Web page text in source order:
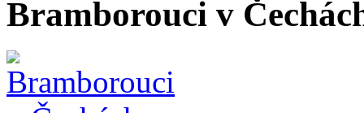
Bramborouci v